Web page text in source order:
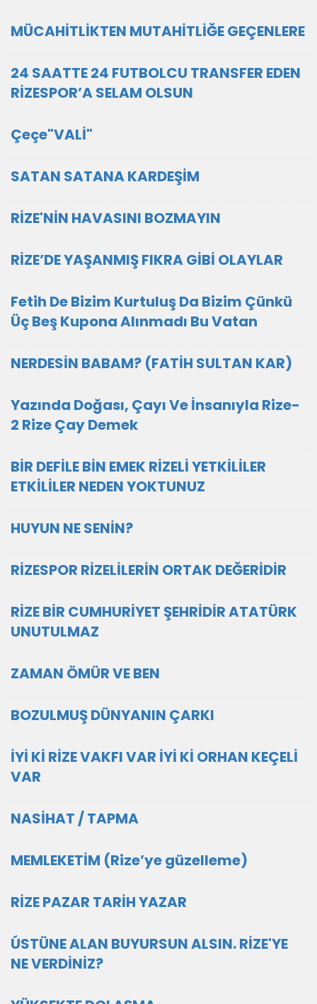
MÜCAHİTLİKTEN MUTAHİTLİĞE GEÇENLERE
24 SAATTE 24 FUTBOLCU TRANSFER EDEN
RİZESPOR’A SELAM OLSUN
Çeçe"VALİ"
SATAN SATANA KARDEŞİM
RİZE'NİN HAVASINI BOZMAYIN
RİZE’DE YAŞANMIŞ FIKRA GİBİ OLAYLAR
Fetih De Bizim Kurtuluş Da Bizim Çünkü
Üç Beş Kupona Alınmadı Bu Vatan
NERDESİN BABAM? (FATİH SULTAN KAR)
Yazında Doğası, Çayı Ve İnsanıyla Rize-
2 Rize Çay Demek
BİR DEFİLE BİN EMEK RİZELİ YETKİLİLER
ETKİLİLER NEDEN YOKTUNUZ
HUYUN NE SENİN?
RİZESPOR RİZELİLERİN ORTAK DEĞERİDİR
RİZE BİR CUMHURİYET ŞEHRİDİR ATATÜRK
UNUTULMAZ
ZAMAN ÖMÜR VE BEN
BOZULMUŞ DÜNYANIN ÇARKI
İYİ Kİ RİZE VAKFI VAR İYİ Kİ ORHAN KEÇELİ
VAR
NASİHAT / TAPMA
MEMLEKETİM (Rize’ye güzelleme)
RİZE PAZAR TARİH YAZAR
ÚSTÜNE ALAN BUYURSUN ALSIN. RİZE'YE
NE VERDİNİZ?